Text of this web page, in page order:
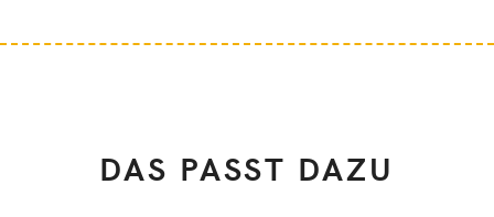
DAS PASST DAZU